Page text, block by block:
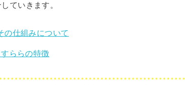
ていきます。
の仕組みについて
ららの特徴